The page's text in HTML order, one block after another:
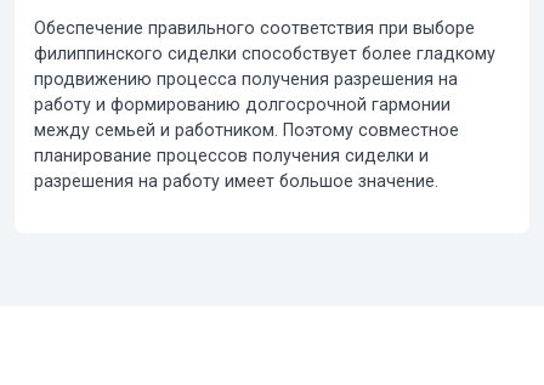
Обеспечение правильного соответствия при выборе
филиппинского сиделки способствует более гладкому
продвижению процесса получения разрешения на
работу и формированию долгосрочной гармонии
между семьей и работником. Поэтому совместное
планирование процессов получения сиделки и
разрешения на работу имеет большое значение.